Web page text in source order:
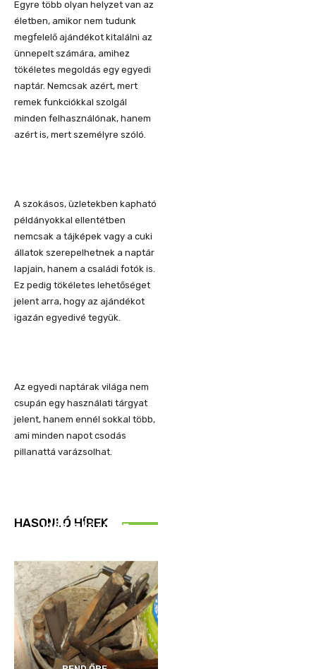
Egyre több olyan helyzet van az
életben, amikor nem tudunk
megfelelő ajándékot kitalálni az
ünnepelt számára, amihez
tökéletes megoldás egy egyedi
naptár. Nemcsak azért, mert
remek funkciókkal szolgál
minden felhasználónak, hanem
azért is, mert személyre szóló.
A szokásos, üzletekben kapható
példányokkal ellentétben
nemcsak a tájképek vagy a cuki
állatok szerepelhetnek a naptár
lapjain, hanem a családi fotók is.
Ez pedig tökéletes lehetőséget
jelent arra, hogy az ajándékot
igazán egyedivé tegyük.
Az egyedi naptárak világa nem
csupán egy használati tárgyat
jelent, hanem ennél sokkal több,
ami minden napot csodás
pillanattá varázsolhat.
HASONLÓ HÍREK
Idén is közösen